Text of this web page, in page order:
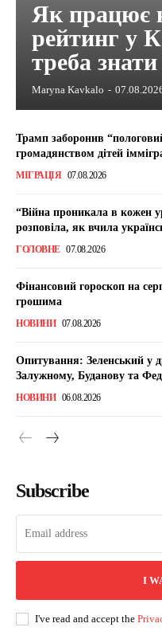
Як працює
рейтинг у
треба
Maryna Kavkalo -
Трамп заборонив
громадянством дітей
МІГРАЦІЯ 07.08.2026
“Війна проникала в кожен
розповіла, як вчила
ГОЛОВНЕ 07.08.2026
Фінансовий гороскоп на
грошима
НОВИНИ 07.08.2026
Опитування: Зеленський у
Залужному, Буданову та
НОВИНИ 06.08.2026
Subscribe
I
I've read and accept the